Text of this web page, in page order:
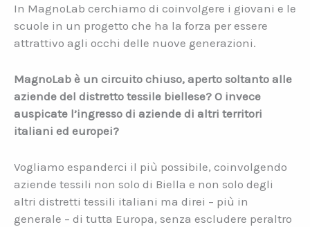
In MagnoLab cerchiamo di coinvolgere i giovani e le
scuole in un progetto che ha la forza per essere
attrattivo agli occhi delle nuove generazioni.
MagnoLab è un circuito chiuso, aperto soltanto alle
aziende del distretto tessile biellese? O invece
auspicate l’ingresso di aziende di altri territori
italiani ed europei?
Vogliamo espanderci il più possibile, coinvolgendo
aziende tessili non solo di Biella e non solo degli
altri distretti tessili italiani ma direi – più in
generale – di tutta Europa, senza escludere peraltro